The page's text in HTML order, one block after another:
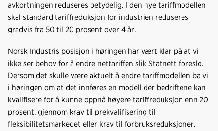
avkortningen reduseres betydelig. I den nye tariffmodellen
skal standard tariffreduksjon for industrien reduseres
gradvis fra 50 til 20 prosent over 4 år.
Norsk Industris posisjon i høringen har vært klar på at vi
ikke ser behov for å endre nettariffen slik Statnett foreslo.
Dersom det skulle være aktuelt å endre tariffmodellen ba vi
i høringen om at det innføres en modell der bedriftene kan
kvalifisere for å kunne oppnå høyere tariffreduksjon enn 20
prosent, gjennom krav til prekvalifisering til
fleksibilitetsmarkedet eller krav til forbruksreduksjoner.